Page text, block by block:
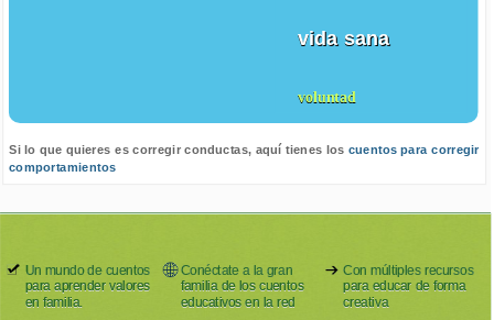
vida sana
voluntad
Si lo que quieres es corregir conductas, aquí tienes los cuentos para corregir
comportamientos
Un mundo de cuentos
para aprender valores
en familia.
Conéctate a la gran
familia de los cuentos
educativos en la red
Con múltiples recursos
para educar de forma
creativa